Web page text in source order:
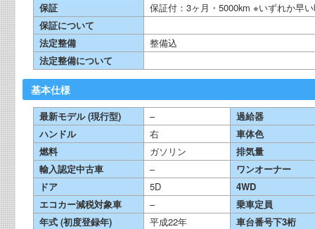
保証
保証付：3ヶ月・5000km ※いずれか早
保証について
法定整備
整備込
法定整備について
基本仕様
最新モデル (現行型) –
過給器
ハンドル
右
車体色
燃料
ガソリン
排気量
輸入認定中古車
–
ワンオーナー
ドア
5D
4WD
エコカー減税対象車
–
乗車定員
年式 (初度登録年)
平成22年
車台番号下3桁